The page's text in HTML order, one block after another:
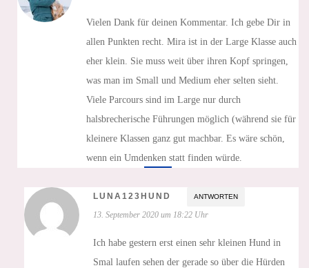
Vielen Dank für deinen Kommentar. Ich gebe Dir in
allen Punkten recht. Mira ist in der Large Klasse auch
eher klein. Sie muss weit über ihren Kopf springen,
was man im Small und Medium eher selten sieht.
Viele Parcours sind im Large nur durch
halsbrecherische Führungen möglich (während sie für
kleinere Klassen ganz gut machbar. Es wäre schön,
wenn ein Umdenken statt finden würde.
LUNA123HUND ANTWORTEN
13. September 2020 um 18:22 Uhr
Ich habe gestern erst einen sehr kleinen Hund in
Smal laufen sehen der gerade so über die Hürden